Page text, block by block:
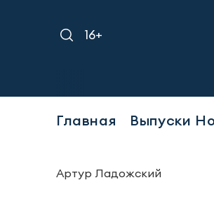
16+
Главная Выпуски
Артур Ладожский